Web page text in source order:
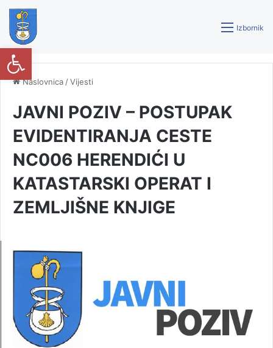
Izbornik
Naslovnica /Vijesti
JAVNI POZIV – POSTUPAK
EVIDENTIRANJA CESTE
NC006 HERENDIĆI U
KATASTARSKI OPERAT I
ZEMLJIŠNE KNJIGE
Open toolbar